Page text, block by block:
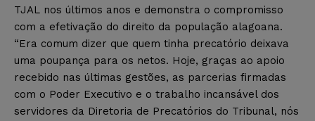
TJAL nos últimos anos e demonstra o compromisso
com a efetivação do direito da população alagoana.
“Era comum dizer que quem tinha precatório deixava
uma poupança para os netos. Hoje, graças ao apoio
recebido nas últimas gestões, as parcerias firmadas
com o Poder Executivo e o trabalho incansável dos
servidores da Diretoria de Precatórios do Tribunal, nós